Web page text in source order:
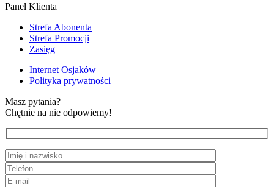
Panel Klienta
Strefa Abonenta
Strefa Promocji
Zasięg
Internet Osjaków
Polityka prywatności
Masz pytania?
Chętnie na nie odpowiemy!